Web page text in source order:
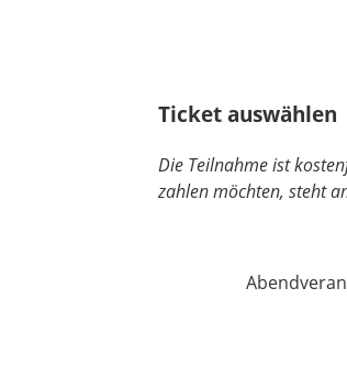
Ticket auswählen
Die Teilnahme ist
zahlen möchten, steht